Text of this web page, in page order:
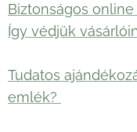
Biztonságos
Így védjük
Tudatos
emlék?